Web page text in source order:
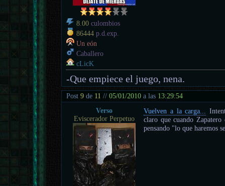
8.00 culombios
86444 p.d.exp.
Un eón
Caballero
cLicK
-Que empiece el juego, nena.
Post9 de 11 //05/01/2010 a las 13:29:54
Verso
Eviscerador Perpetuo
Vuelven a la carga...
claro que cuando
pensando "lo que haremos